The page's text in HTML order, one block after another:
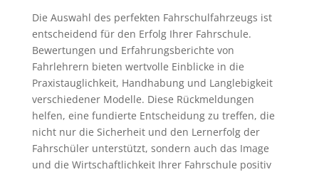
Die Auswahl des perfekten Fahrschulfahrzeugs ist
entscheidend für den Erfolg Ihrer Fahrschule.
Bewertungen und Erfahrungsberichte von
Fahrlehrern bieten wertvolle Einblicke in die
Praxistauglichkeit, Handhabung und Langlebigkeit
verschiedener Modelle. Diese Rückmeldungen
helfen, eine fundierte Entscheidung zu treffen, die
nicht nur die Sicherheit und den Lernerfolg der
Fahrschüler unterstützt, sondern auch das Image
und die Wirtschaftlichkeit Ihrer Fahrschule positiv